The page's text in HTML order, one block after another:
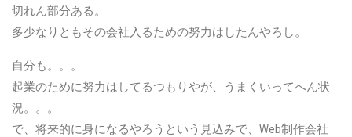
切れん部分ある。
多少なりともその会社入るための努力はしたんやろし。
自分も。。。
起業のために努力はしてるつもりやが、うまくいってへん状
況。。。
で、将来的に身になるやろうという見込みで、Web制作会社